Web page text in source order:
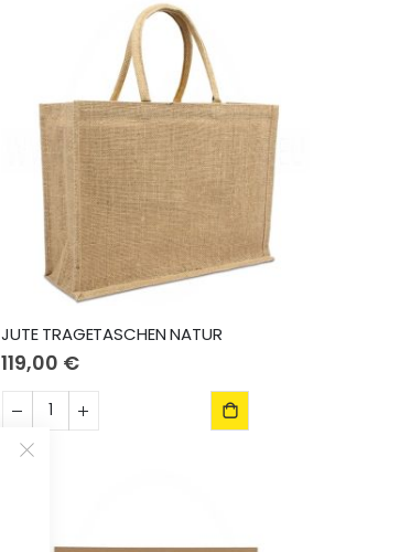
JUTE TRAGETASCHEN NATUR
119,00 €